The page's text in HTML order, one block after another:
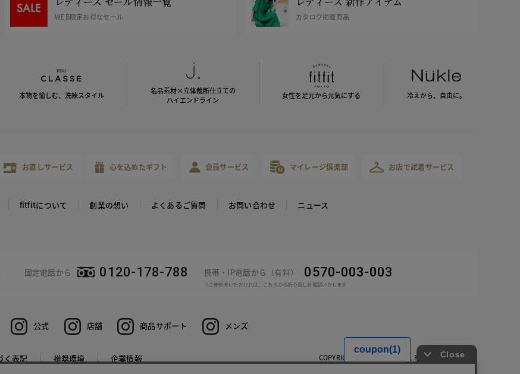
WEB限定お得なセール カタログ掲載商品
本物を愉しむ、洗練スタイル
名品素材×立体裁断仕立ての
ハイエンドライン
女性を足元から元気にする 冷えから、 自由に。
お直しサービス 心を込めたギフト 会員サービス マイレージ倶楽部 お店で試着サービス
fitfitについて 創業の想い よくあるご質問 お問い合わせ ニュース
固定電話から 0120-178-788 携帯・IP電話から（有料） 0570-003-003
※ご申告をいただければ、こちらから折り返しお電話いたします
公式 店舗 商品サポート メンズ
く表記 推奨環境 企業情報 COPYRIGHT © DoCLASSE ALL RIGHTS RESERVED.